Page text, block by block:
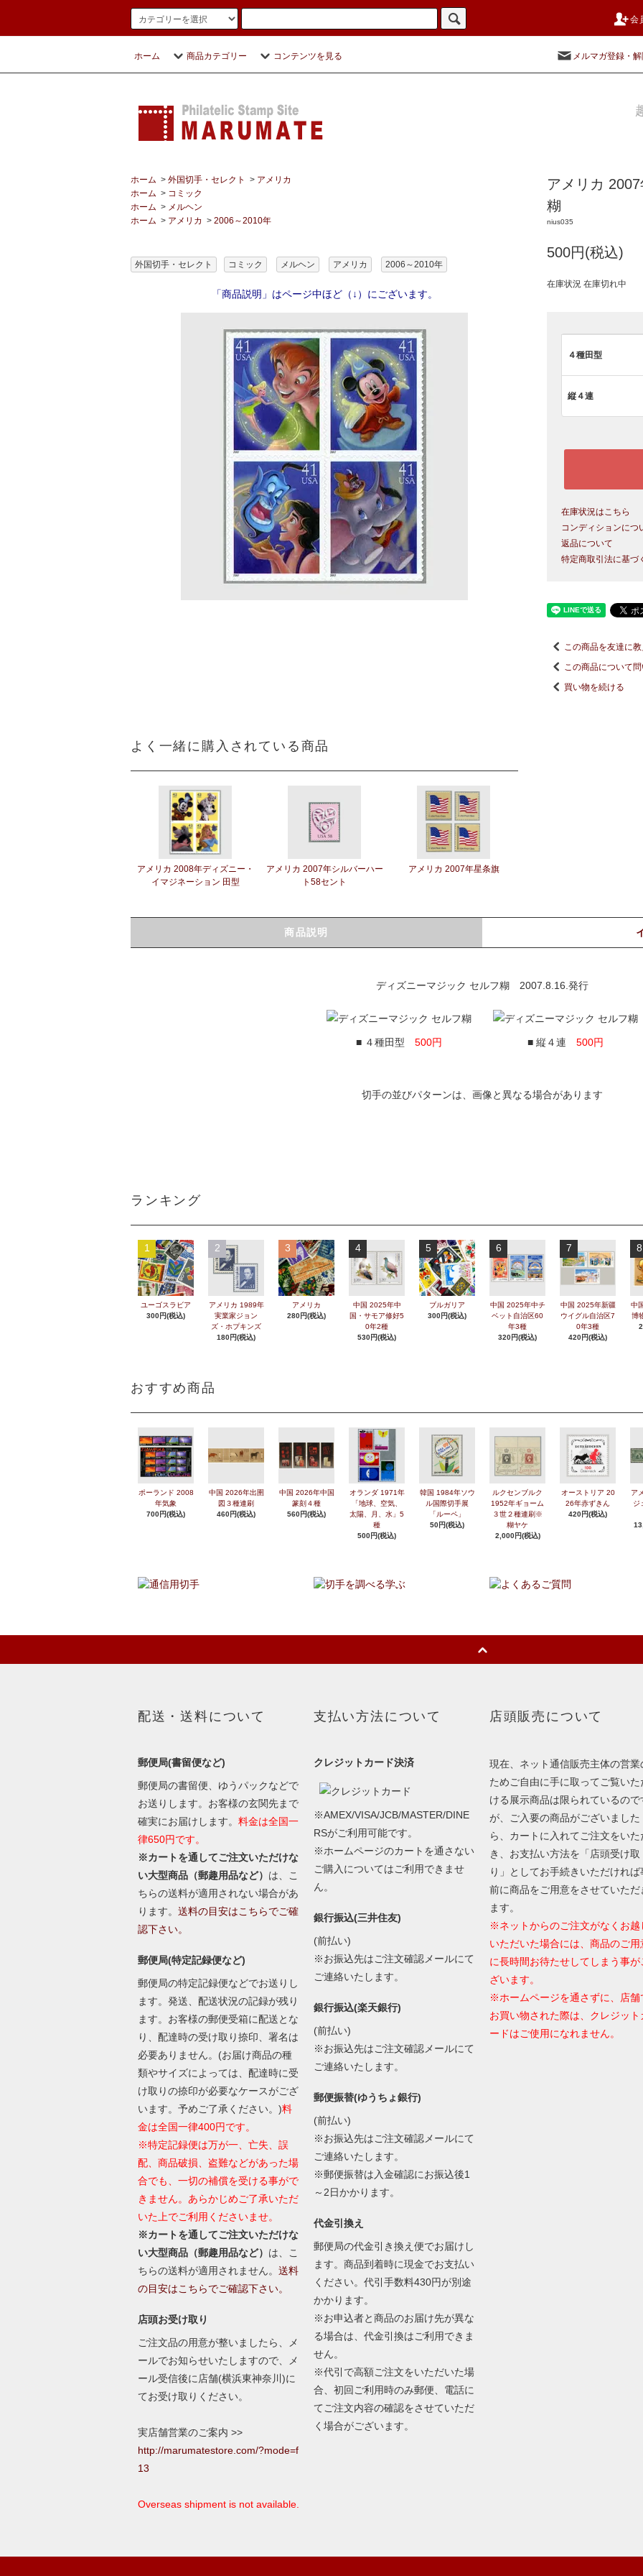
会
ホーム 商品カテゴリー コンテンツを見る メルマガ登録・
ホーム > 外国切手・セレクト > アメリカ
ホーム > コミック
ホーム > メルヘン
ホーム > アメリカ > 2006～2010年
外国切手・セレクト コミック メルヘン アメリカ 2006～2010年
「商品説明」はページ中ほど（↓）にございます。
よく一緒に購入されている商品
アメリカ 2008年ディズニー・
イマジネーション 田型
アメリカ 2007年シルバーハー
ト58セント
アメリカ 2007年星条旗
アメリカ
糊
nius035
500円(税込)
在庫状況 在庫切れ中
４種田型
縦４連
在庫状況はこちら
コンディションにつ
返品について
特定商取引法に基づ
この商品を友達に
この商品について
買い物を続ける
商品説明
ディズニーマジック セルフ糊 2007.8.16.発行
■ ４種田型 500円 ■ 縦４連 500円
切手の並びパターンは、画像と異なる場合があります
ランキング
1
ユーゴスラビア
300円(税込)
2
アメリカ 1989年
実業家ジョン
ズ・ホプキンズ
180円(税込)
3
アメリカ
280円(税込)
4
中国 2025年中
国・サモア修好5
0年2種
530円(税込)
5
ブルガリア
300円(税込)
6
中国 2025年中チ
ベット自治区60
年3種
320円(税込)
7
中国 2025年新疆
ウイグル自治区7
0年3種
420円(税込)
8
中
博
おすすめ商品
ポーランド 2008
年気象
700円(税込)
中国 2026年出圉
図３種連刷
460円(税込)
中国 2026年中国
篆刻４種
560円(税込)
オランダ 1971年
「地球、空気、
太陽、月、水」5
種
500円(税込)
韓国 1984年ソウ
ル国際切手展
「ルーペ」
50円(税込)
ルクセンブルク
1952年ギョーム
３世２種連刷※
糊ヤケ
2,000円(税込)
オーストリア 20
26年赤ずきん
420円(税込)
ア
ジ
配送・送料について
郵便局(書留便など)
郵便局の書留便、ゆうパックなどで
お送りします。お客様の玄関先まで
確実にお届けします。 料金は全国一
律650円です。
※カートを通してご注文いただけな
い大型商品（郵趣用品など） は、こ
ちらの送料が適用されない場合があ
ります。 送料の目安はこちらでご確
認下さい。
郵便局(特定記録便など)
郵便局の特定記録便などでお送りし
ます。発送、配送状況の記録が残り
ます。お客様の郵便受箱に配送とな
り、配達時の受け取り捺印、署名は
必要ありません。(お届け商品の種
類やサイズによっては、配達時に受
け取りの捺印が必要なケースがござ
います。予めご了承ください。)料
金は全国一律400円です。
※特定記録便は万が一、亡失、誤
配、商品破損、盗難などがあった場
合でも、一切の補償を受ける事がで
きません。あらかじめご了承いただ
いた上でご利用くださいませ。
※カートを通してご注文いただけな
い大型商品（郵趣用品など） は、こ
ちらの送料が適用されません。 送料
の目安はこちらでご確認下さい。
店頭お受け取り
ご注文品の用意が整いましたら、メ
ールでお知らせいたしますので、メ
ール受信後に店舗(横浜東神奈川)に
てお受け取りください。
実店舗営業のご案内 >>
http://marumatestore.com/?mode=f
13
Overseas shipment is not available.
支払い方法について
クレジットカード決済
※AMEX/VISA/JCB/MASTER/DINE
RSがご利用可能です。
※ホームページのカートを通さない
ご購入についてはご利用できませ
ん。
銀行振込(三井住友)
(前払い)
※お振込先はご注文確認メールにて
ご連絡いたします。
銀行振込(楽天銀行)
(前払い)
※お振込先はご注文確認メールにて
ご連絡いたします。
郵便振替(ゆうちょ銀行)
(前払い)
※お振込先はご注文確認メールにて
ご連絡いたします。
※郵便振替は入金確認にお振込後1
～2日かかります。
代金引換え
郵便局の代金引き換え便でお届けし
ます。商品到着時に現金でお支払い
ください。代引手数料430円が別途
かかります。
※お申込者と商品のお届け先が異な
る場合は、代金引換はご利用できま
せん。
※代引で高額ご注文をいただいた場
合、初回ご利用時のみ郵便、電話に
てご注文内容の確認をさせていただ
く場合がございます。
店頭販売について
現在、ネット通信販売主体の営業
ためご自由に手に取ってご覧いた
ける展示商品は限られているので
が、ご入要の商品がございました
ら、カートに入れてご注文をいた
き、お支払い方法を「店頭受け取
り」としてお手続きいただければ
前に商品をご用意をさせていただ
ます。
※ネットからのご注文がなくお越
いただいた場合には、商品のご用
に長時間お待たせしてしまう事が
ざいます。
※ホームページを通さずに、店舗
お買い物された際は、クレジット
ードはご使用になれません。